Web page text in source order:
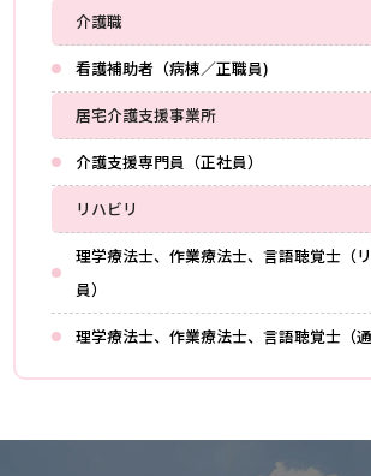
介護職
看護補助者（病棟／正職員)
居宅介護支援事業所
介護支援専門員（正社員）
リハビリ
理学療法士、作業療法士、言語聴覚士（
員）
理学療法士、作業療法士、言語聴覚士（通